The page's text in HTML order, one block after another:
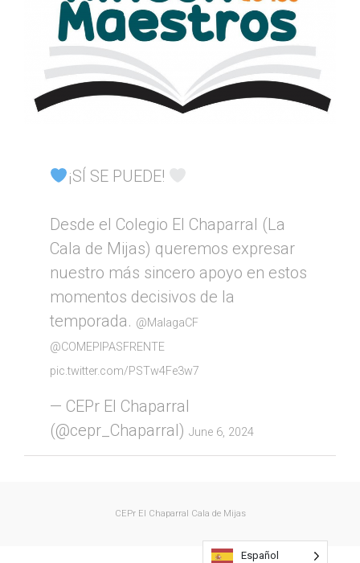
¡SÍ SE PUEDE!
Desde el Colegio El Chaparral (La
Cala de Mijas) queremos expresar
nuestro más sincero apoyo en estos
momentos decisivos de la
temporada. @MalagaCF
@COMEPIPASFRENTE
pic.twitter.com/PSTw4Fe3w7
— CEPr El Chaparral
(@cepr_Chaparral) June 6, 2024
CEPr El Chaparral Cala de Mijas
Español